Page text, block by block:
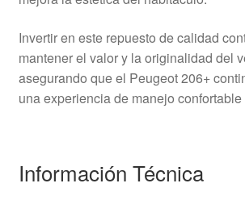
Invertir en este repuesto de calidad
mantener el valor y la originalidad del
asegurando que el Peugeot 206+
una experiencia de manejo confortable
Información Técnica